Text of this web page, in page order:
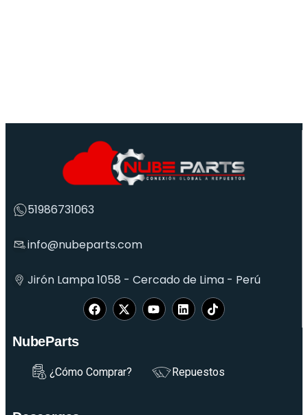
51986731063
info@nubeparts.com
Jirón Lampa 1058 - Cercado de Lima - Perú
NubeParts
¿Cómo Comprar? Repuestos